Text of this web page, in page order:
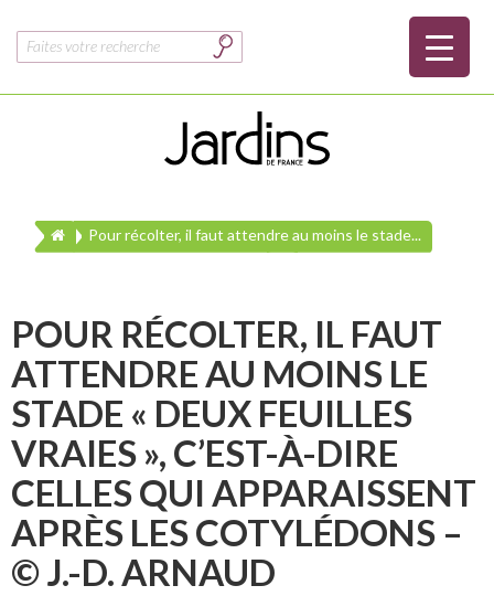
Rechercher :
Pour récolter, il faut attendre au moins le stade...
POUR RÉCOLTER, IL FAUT
ATTENDRE AU MOINS LE
STADE « DEUX FEUILLES
VRAIES », C’EST-À-DIRE
CELLES QUI APPARAISSENT
APRÈS LES COTYLÉDONS –
© J.-D. ARNAUD